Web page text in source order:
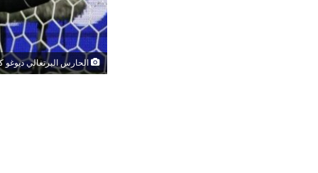
الحارس البرتغالي ديوغو